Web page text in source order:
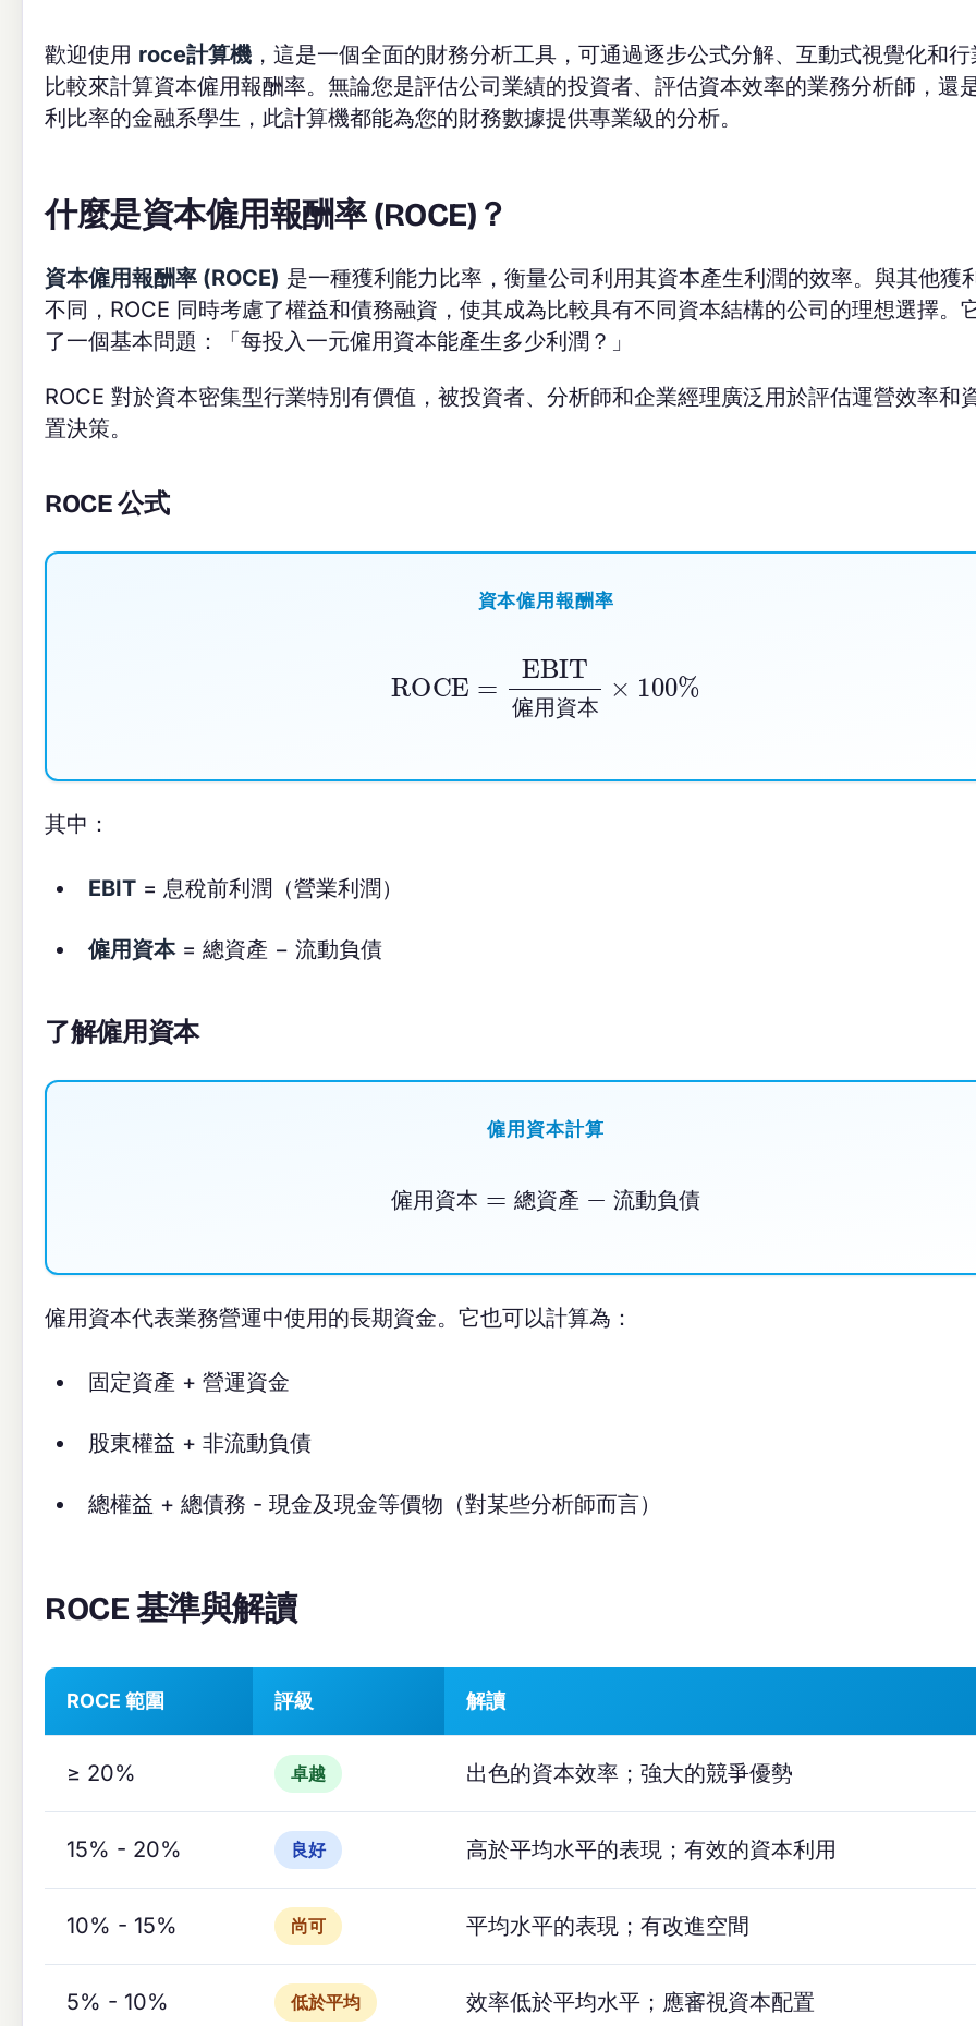
歡迎使用 roce計算機 ，這是一個全面的財務分析工具，可通過逐步公式分解、互動式視覺化和
比較來計算資本僱用報酬率。無論您是評估公司業績的投資者、評估資本效率的業務分析師，還
利比率的金融系學生，此計算機都能為您的財務數據提供專業級的分析。
什麼是資本僱用報酬率 (ROCE)？
資本僱用報酬率 (ROCE) 是一種獲利能力比率，衡量公司利用其資本產生利潤的效率。與其他獲
不同，ROCE 同時考慮了權益和債務融資，使其成為比較具有不同資本結構的公司的理想選擇。
了一個基本問題：「每投入一元僱用資本能產生多少利潤？」
ROCE 對於資本密集型行業特別有價值，被投資者、分析師和企業經理廣泛用於評估運營效率和
置決策。
ROCE 公式
資本僱用報酬率
僱用 資 本
僱用資本
其中：
EBIT = 息稅前利潤（營業利潤）
僱用資本= 總資產 − 流動負債
了解僱用資本
僱用資本計算
僱 用 資 本 總 資產 流動 負 債
僱用資本 總資產 流動負債
僱用資本代表業務營運中使用的長期資金。它也可以計算為：
固定資產 + 營運資金
股東權益 + 非流動負債
總權益 + 總債務 - 現金及現金等價物（對某些分析師而言）
ROCE 基準與解讀
ROCE 範圍 評級 解讀
≥ 20% 卓越 出色的資本效率；強大的競爭優勢
15% - 20% 良好 高於平均水平的表現；有效的資本利用
10% - 15% 尚可 平均水平的表現；有改進空間
5% - 10% 低於平均 效率低於平均水平；應審視資本配置